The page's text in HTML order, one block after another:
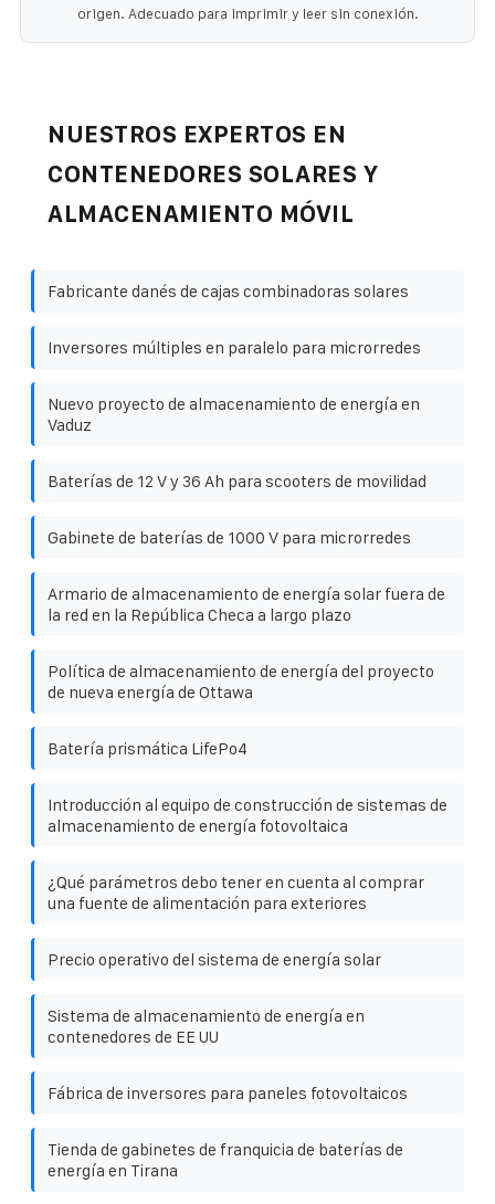
origen. Adecuado para imprimir y leer sin conexión.
NUESTROS EXPERTOS EN
CONTENEDORES SOLARES Y
ALMACENAMIENTO MÓVIL
Fabricante danés de cajas combinadoras solares
Inversores múltiples en paralelo para microrredes
Nuevo proyecto de almacenamiento de energía en
Vaduz
Baterías de 12 V y 36 Ah para scooters de movilidad
Gabinete de baterías de 1000 V para microrredes
Armario de almacenamiento de energía solar fuera de
la red en la República Checa a largo plazo
Política de almacenamiento de energía del proyecto
de nueva energía de Ottawa
Batería prismática LifePo4
Introducción al equipo de construcción de sistemas de
almacenamiento de energía fotovoltaica
¿Qué parámetros debo tener en cuenta al comprar
una fuente de alimentación para exteriores
Precio operativo del sistema de energía solar
Sistema de almacenamiento de energía en
contenedores de EE UU
Fábrica de inversores para paneles fotovoltaicos
Tienda de gabinetes de franquicia de baterías de
energía en Tirana